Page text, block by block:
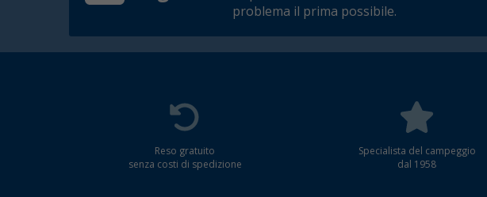
problema il prima possibile.
Reso gratuito
senza costi di spedizione
Specialista del campeggio
dal 1958